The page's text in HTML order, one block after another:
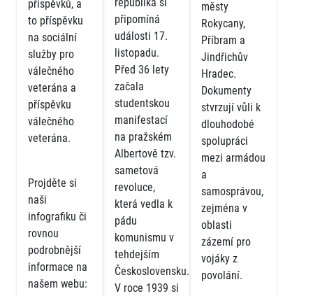
příspěvků, a
to příspěvku
na sociální
služby pro
válečného
veterána a
příspěvku
válečného
veterána.
Projděte si
naši
infografiku či
rovnou
podrobnější
informace na
našem webu:
republika si
připomíná
události 17.
listopadu.
Před 36 lety
začala
studentskou
manifestací
na pražském
Albertově tzv.
sametová
revoluce,
která vedla k
pádu
komunismu v
tehdejším
Československu.
V roce 1939 si
městy
Rokycany,
Příbram a
Jindřichův
Hradec.
Dokumenty
stvrzují vůli k
dlouhodobé
spolupráci
mezi armádou
a
samosprávou,
zejména v
oblasti
zázemí pro
vojáky z
povolání.